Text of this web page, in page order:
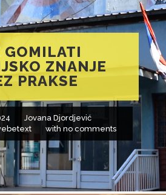
GOMILATI
ZNANJE
PRAKSE
Jovana Djordjević
with no comments